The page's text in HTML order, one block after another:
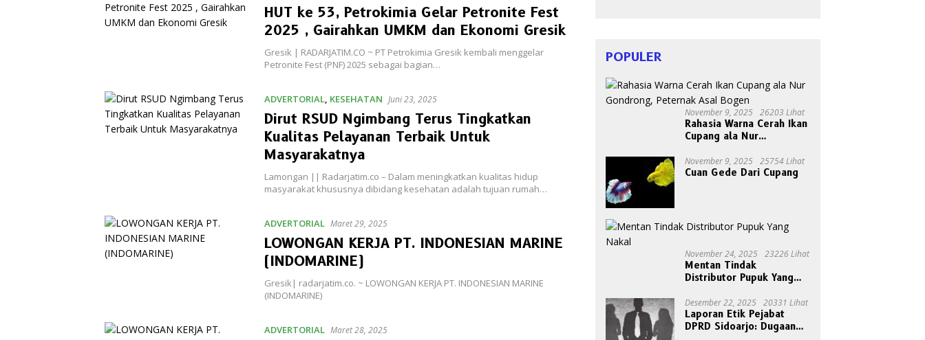
HUT ke 53, Petrokimia Gelar Petronite Fest
2025 , Gairahkan UMKM dan Ekonomi Gresik
Gresik | RADARJATIM.CO ~ PT Petrokimia Gresik kembali menggelar
Petronite Fest (PNF) 2025 sebagai bagian…
ADVERTORIAL, KESEHATAN Juni 23, 2025
Dirut RSUD Ngimbang Terus Tingkatkan
Kualitas Pelayanan Terbaik Untuk
Masyarakatnya
Lamongan || Radarjatim.co – Dalam meningkatkan kualitas hidup
masyarakat khususnya dibidang kesehatan adalah tujuan rumah…
ADVERTORIAL Maret 29, 2025
LOWONGAN KERJA PT. INDONESIAN MARINE
(INDOMARINE)
Gresik| radarjatim.co. ~ LOWONGAN KERJA PT. INDONESIAN MARINE
(INDOMARINE)
ADVERTORIAL Maret 28, 2025
POPULER
November 9, 2025 26203 Lihat
Rahasia Warna Cerah Ikan
Cupang ala Nur
Bogen
November 9, 2025 25754 Lihat
Cuan Gede Dari Cupang
November 24, 2025 23226 Lihat
Mentan Tindak
Distributor Pupuk Yang
Desember 22, 2025 20331 Lihat
Laporan Etik Pejabat
DPRD Sidoarjo: Dugaan